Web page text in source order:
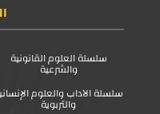
سلسلة العلوم القانونية
والشرعية
سلسلة الآداب والعلوم
والتربوية